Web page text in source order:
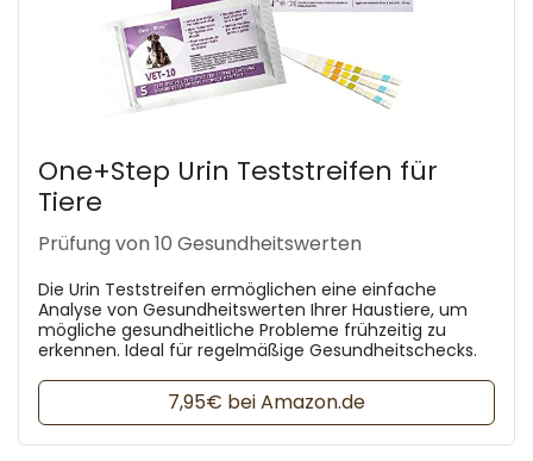
One+Step Urin Teststreifen für
Tiere
Prüfung von 10 Gesundheitswerten
Die Urin Teststreifen ermöglichen eine einfache
Analyse von Gesundheitswerten Ihrer Haustiere, um
mögliche gesundheitliche Probleme frühzeitig zu
erkennen. Ideal für regelmäßige Gesundheitschecks.
7,95€ bei Amazon.de